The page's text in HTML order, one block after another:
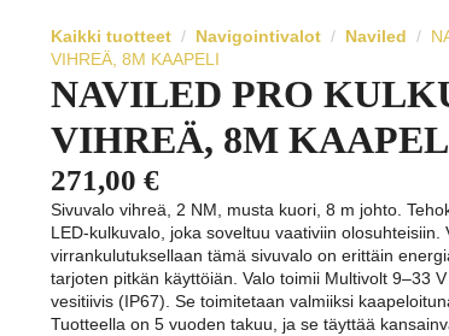
Kaikki tuotteet Navigointivalot Naviled
VIHREÄ, 8M KAAPELI
NAVILED PRO
VIHREÄ, 8M
271,00 €
Sivuvalo vihreä, 2 NM, musta kuori, 8 m johto.
LED-kulkuvalo, joka soveltuu vaativiin olosuhteisiin.
virrankulutuksellaan tämä sivuvalo on erittäin
tarjoten pitkän käyttöiän. Valo toimii Multivolt 9–33
vesitiivis (IP67). Se toimitetaan valmiiksi
Tuotteella on 5 vuoden takuu, ja se täyttää